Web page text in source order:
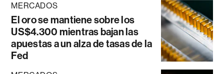
MERCADOS
El oro se mantiene sobre los
US$4.300 mientras bajan las
apuestas a un alza de tasas de la
Fed